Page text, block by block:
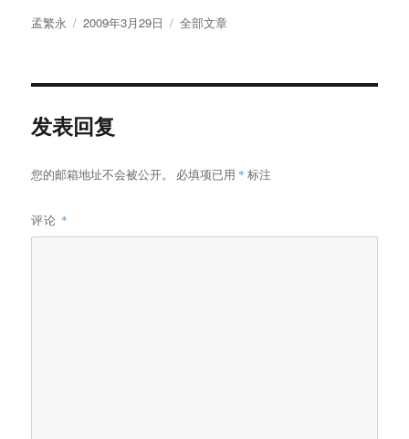
作
孟繁永
发
2009年3月29日
分
全部文章
发表回复
您的邮箱地址不会被公开。 必填项已用 * 标注
评论 *